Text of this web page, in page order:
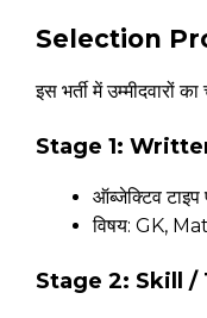
Selection
इस भर्ती में उम्मीदवारों
Stage 1:
ऑब्जेक्टिव टाइप
विषय: GK,
Stage 2: Skill /